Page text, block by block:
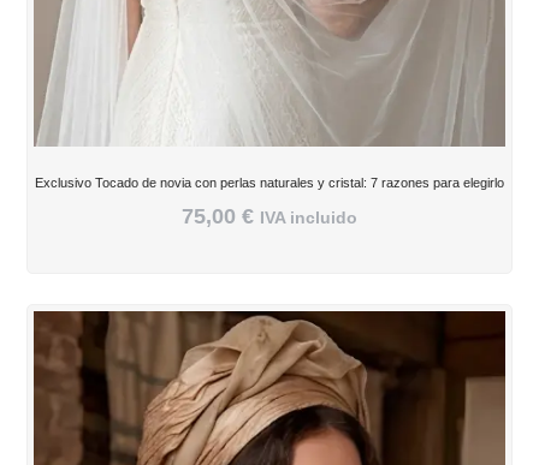
Exclusivo Tocado de novia con perlas naturales y cristal: 7 razones para elegirlo
75,00 € IVA incluido